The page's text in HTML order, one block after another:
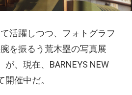
活躍しつつ、フォトグラフ
を振るう荒木塁の写真展
が、現在、BARNEYS NEW
開催中だ。